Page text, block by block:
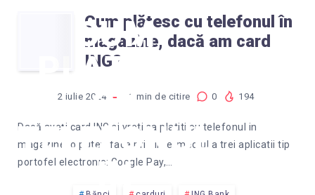
CUM
PLĂTESC
CU
TELEFONUL
ÎN
Cum plătesc cu telefonul în
magazine, dacă am card
ING?
2 iulie 2024 1 min de citire 0 194
Dacă aveți card ING si vreti sa platiti cu telefonul in
magazine, o puteti face prin intermediul a trei aplicatii tip
portofel electronic: Google Pay,…